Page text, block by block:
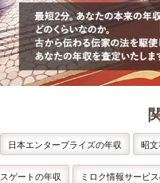
日本エンタープライズの年収 昭
スゲートの年収 ミロク情報サービ